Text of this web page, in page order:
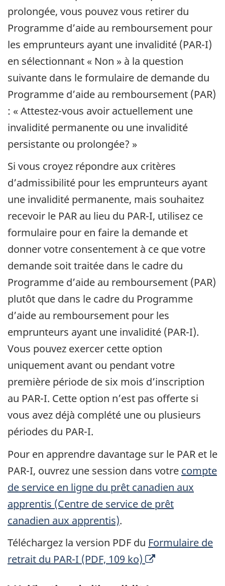
t
r
n
e
n
o
u
v
e
l
e
f
e
n
ê
t
r
e
prolongée, vous pouvez vous retirer du
Programme d’aide au remboursement pour
les emprunteurs ayant une invalidité (PAR-I)
en sélectionnant « Non » à la question
suivante dans le formulaire de demande du
Programme d’aide au remboursement (PAR)
: « Attestez-vous avoir actuellement une
invalidité permanente ou une invalidité
persistante ou prolongée? »
Si vous croyez répondre aux critères
d’admissibilité pour les emprunteurs ayant
une invalidité permanente, mais souhaitez
recevoir le PAR au lieu du PAR-I, utilisez ce
formulaire pour en faire la demande et
donner votre consentement à ce que votre
demande soit traitée dans le cadre du
Programme d’aide au remboursement (PAR)
plutôt que dans le cadre du Programme
d’aide au remboursement pour les
emprunteurs ayant une invalidité (PAR-I).
Vous pouvez exercer cette option
uniquement avant ou pendant votre
première période de six mois d’inscription
au PAR-I. Cette option n’est pas offerte si
vous avez déjà complété une ou plusieurs
périodes du PAR-I.
Pour en apprendre davantage sur le PAR et le
PAR-I, ouvrez une session dans votre compte
de service en ligne du prêt canadien aux
apprentis (Centre de service de prêt
canadien aux apprentis).
Téléchargez la version PDF du Formulaire de
retrait du PAR-I (PDF, 109 ko)
O